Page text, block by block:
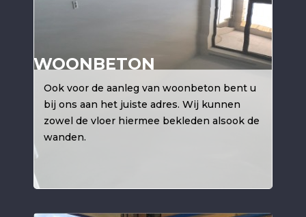
WOONBETON
Ook voor de aanleg van woonbeton bent u
bij ons aan het juiste adres. Wij kunnen
zowel de vloer hiermee bekleden alsook de
wanden.